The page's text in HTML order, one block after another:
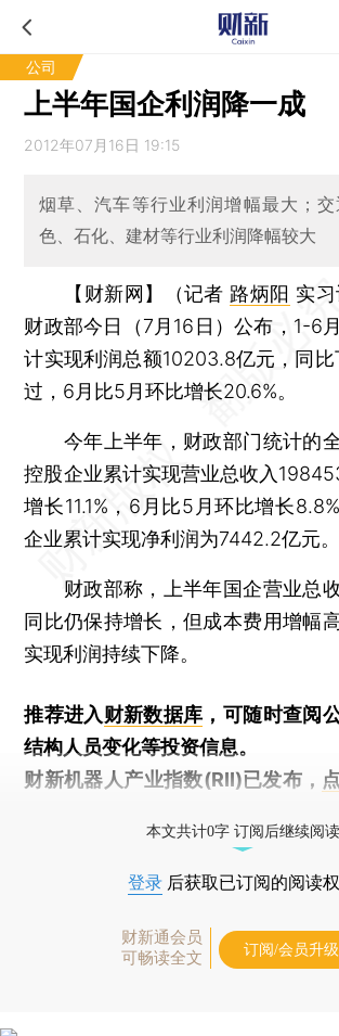
公司
上半年国企利润降一成
2012年07月16日 19:15
烟草、汽车等行业利润增幅最大；
色、石化、建材等行业利润降幅较大
【财新网】（记者 路炳阳 实
财政部今日（7月16日）公布，1-6
计实现利润总额10203.8亿元，同比
过，6月比5月环比增长20.6%。
今年上半年，财政部门统计的
控股企业累计实现营业总收入
增长11.1%，6月比5月环比增长
企业累计实现净利润为7442.2亿元。
财政部称，上半年国企营业总
同比仍保持增长，但成本费用增幅
实现利润持续下降。
推荐进入财新数据库 ，可随时查阅
结构人员变化等投资信息。
财新机器人产业指数(RII)已发布，
本文共计0字 订阅后继续阅读
登录 后获取已订阅的阅读
财新通会员
可畅读全文
订阅/会员升级